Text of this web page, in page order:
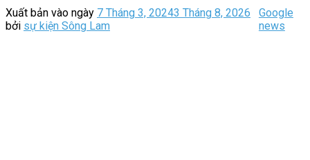
Xuất bản vào ngày 7 Tháng 3, 20243 Tháng 8, 2026
bởi sự kiện Sông Lam
Google
news